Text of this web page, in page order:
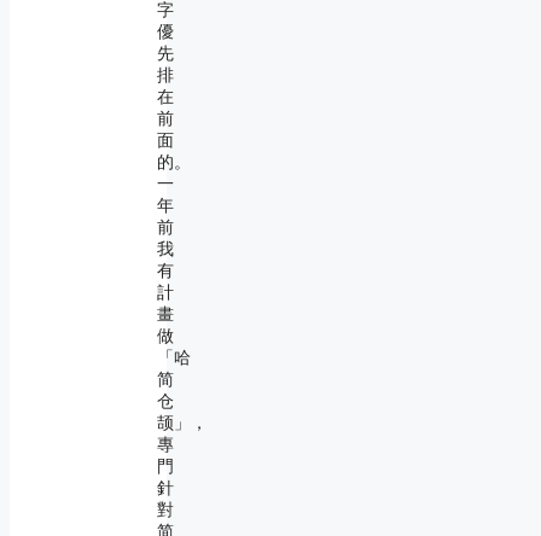
字
優
先
排
在
前
面
的。
一
年
前
我
有
計
畫
做
「哈
简
仓
颉」，
專
門
針
對
简